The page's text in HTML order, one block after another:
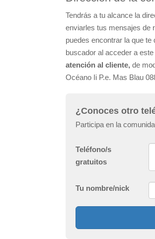
Tendrás a tu alcance la
enviarles tus mensajes de
puedes encontrar la que
buscador al acceder a
atención al cliente, de
Océano Ii P.e. Mas Blau
¿Conoces otro
Participa en la
Teléfono/s
gratuitos
Tu nombre/nick